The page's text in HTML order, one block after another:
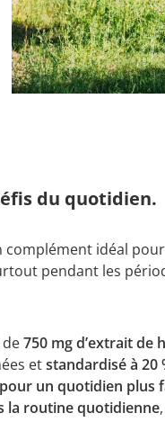
du quotidien.
complément idéal
pendant les
de750 mg d’extrait de
etstandardisé à 20
un quotidien plus
la routine quotidienne